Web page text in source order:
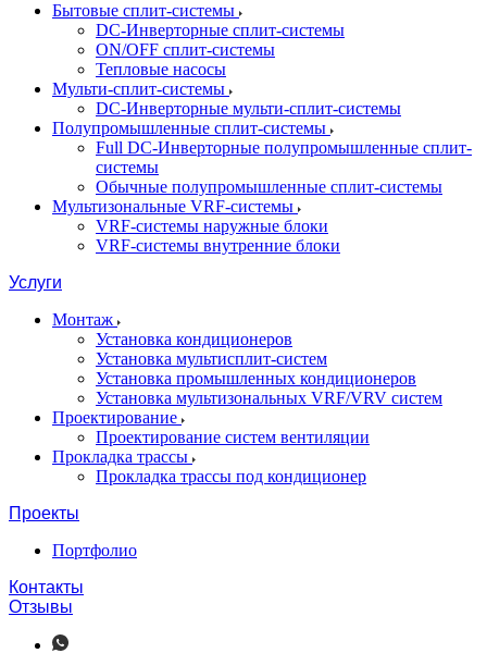
Бытовые сплит-системы
DC-Инверторные сплит-системы
ON/OFF сплит-системы
Тепловые насосы
Мульти-сплит-системы
DC-Инверторные мульти-сплит-системы
Полупромышленные сплит-системы
Full DC-Инверторные полупромышленные сплит-
системы
Обычные полупромышленные сплит-системы
Мультизональные VRF-системы
VRF-системы наружные блоки
VRF-системы внутренние блоки
Услуги
Монтаж
Установка кондиционеров
Установка мультисплит-систем
Установка промышленных кондиционеров
Установка мультизональных VRF/VRV систем
Проектирование
Проектирование систем вентиляции
Прокладка трассы
Прокладка трассы под кондиционер
Проекты
Портфолио
Контакты
Отзывы